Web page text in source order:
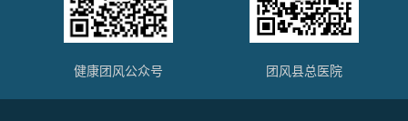
健康团风公众号 团风县总医院